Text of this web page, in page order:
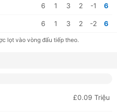
6 1 3 2 -1 6
6 1 3 2 -2 6
lọt vào vòng đấu tiếp theo.
£0.09 Triệu